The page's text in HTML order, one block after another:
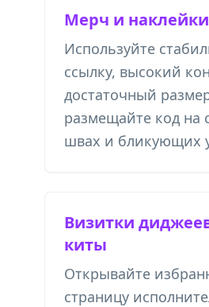
Мерч и наклейки
Используйте
ссылку, высокий
достаточный
размещайте код на
швах и бликующих
Визитки
киты
Открывайте
страницу